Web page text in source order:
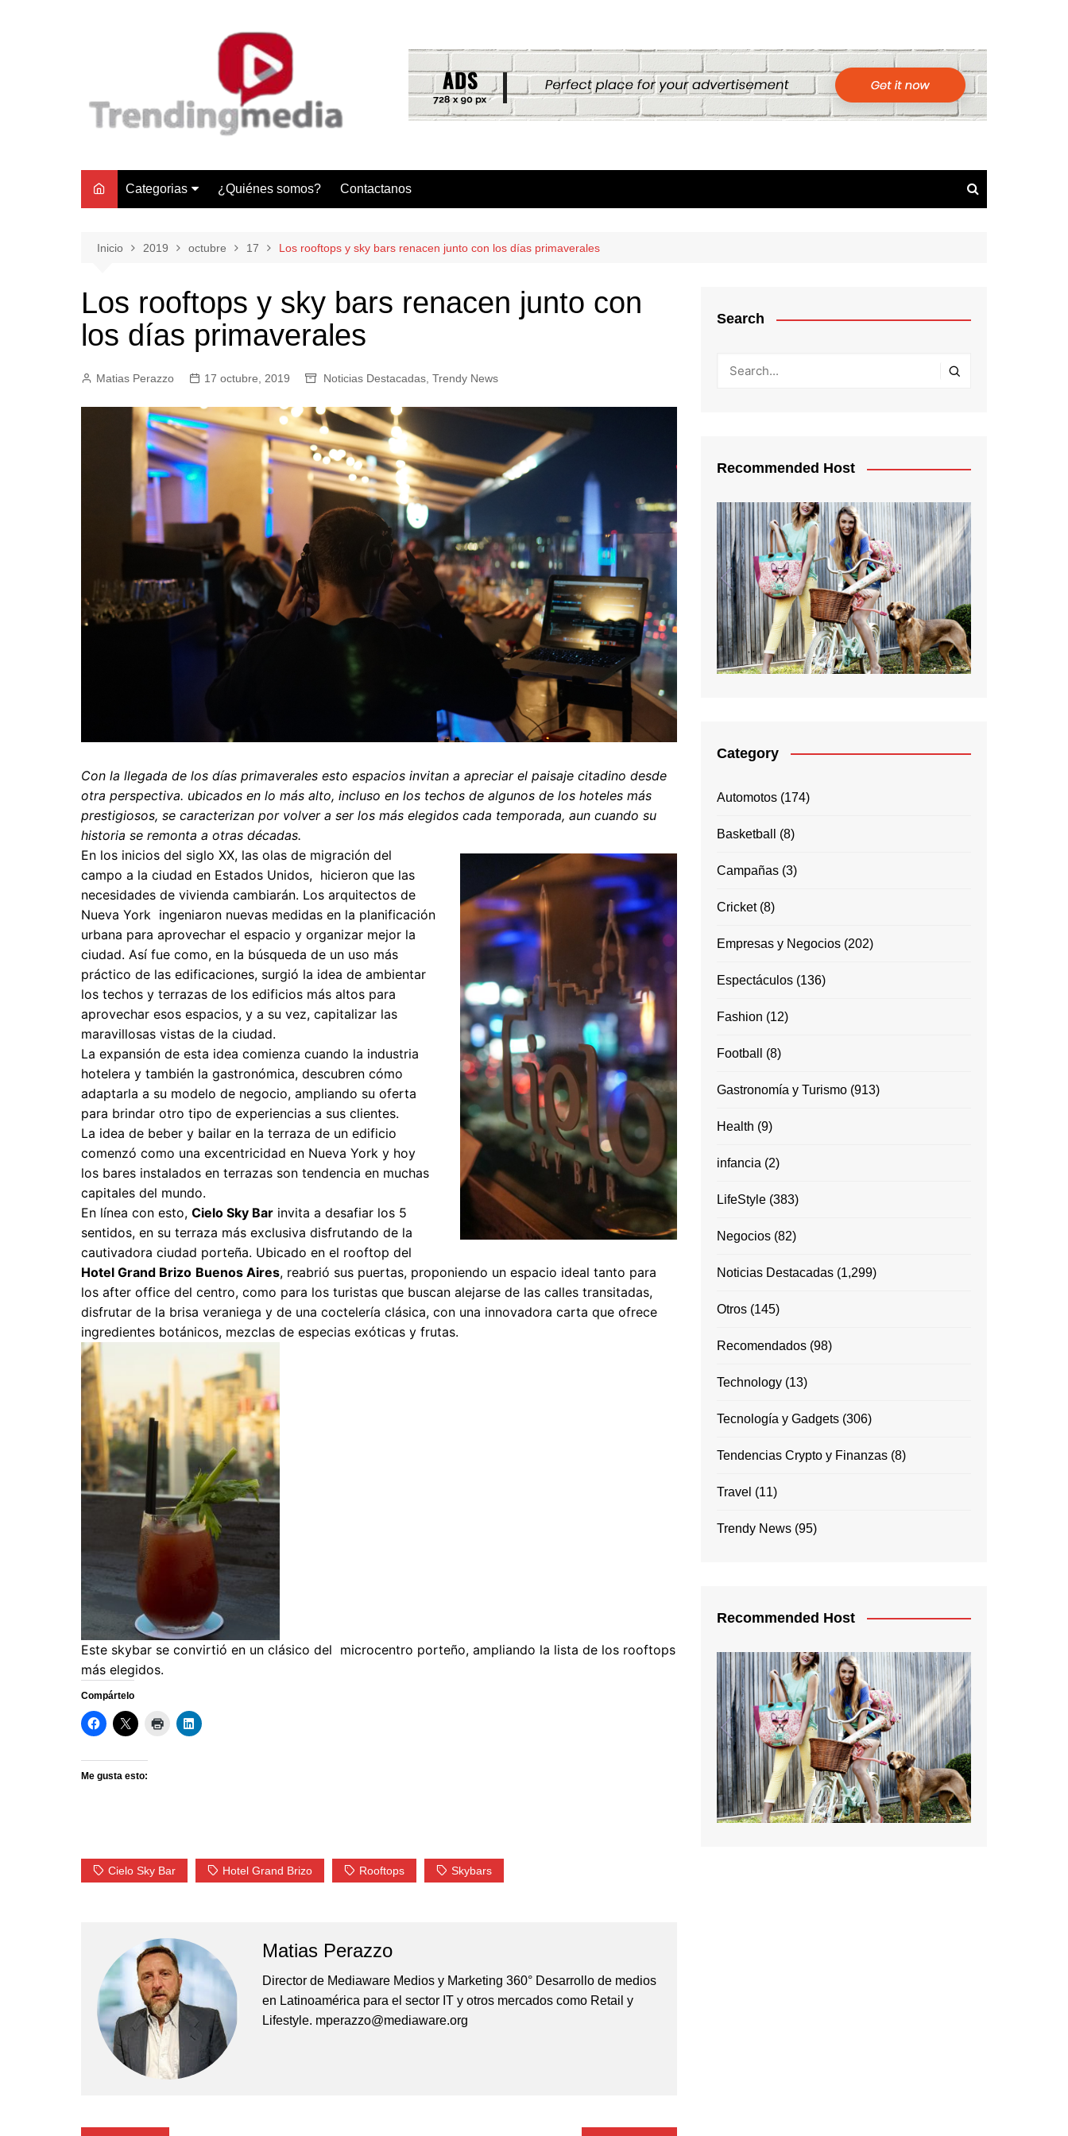
Categorias
Negocios
Lifestyle
Motores
Tecnología y Gadgets
Empresas y Negocios
Automotos
Espectáculos
Trendy News
LifeStyle
Negocios
¿Quiénes somos? Contactanos
Inicio 2019 octubre 17 Los rooftops y sky bars renacen junto con los días primaverales
Los rooftops y sky bars renacen junto con
los días primaverales
Matias Perazzo 17 octubre, 2019 Noticias Destacadas, Trendy News
Con la llegada de los días primaverales esto espacios invitan a apreciar el paisaje citadino desde
otra perspectiva. ubicados en lo más alto, incluso en los techos de algunos de los hoteles más
prestigiosos, se caracterizan por volver a ser los más elegidos cada temporada, aun cuando su
historia se remonta a otras décadas.
En los inicios del siglo XX, las olas de migración del
campo a la ciudad en Estados Unidos, hicieron que las
necesidades de vivienda cambiarán. Los arquitectos de
Nueva York ingeniaron nuevas medidas en la planificación
urbana para aprovechar el espacio y organizar mejor la
ciudad. Así fue como, en la búsqueda de un uso más
práctico de las edificaciones, surgió la idea de ambientar
los techos y terrazas de los edificios más altos para
aprovechar esos espacios, y a su vez, capitalizar las
maravillosas vistas de la ciudad.
La expansión de esta idea comienza cuando la industria
hotelera y también la gastronómica, descubren cómo
adaptarla a su modelo de negocio, ampliando su oferta
para brindar otro tipo de experiencias a sus clientes.
La idea de beber y bailar en la terraza de un edificio
comenzó como una excentricidad en Nueva York y hoy
los bares instalados en terrazas son tendencia en muchas
capitales del mundo.
En línea con esto, Cielo Sky Bar invita a desafiar los 5
sentidos, en su terraza más exclusiva disfrutando de la
cautivadora ciudad porteña. Ubicado en el rooftop del
Hotel Grand Brizo Buenos Aires, reabrió sus puertas, proponiendo un espacio ideal tanto para
los after office del centro, como para los turistas que buscan alejarse de las calles transitadas,
disfrutar de la brisa veraniega y de una coctelería clásica, con una innovadora carta que ofrece
ingredientes botánicos, mezclas de especias exóticas y frutas.
Este skybar se convirtió en un clásico del microcentro porteño, ampliando la lista de los rooftops
más elegidos.
Compártelo
Me gusta esto:
Cielo Sky Bar Hotel Grand Brizo Rooftops Skybars
Matias Perazzo
Director de Mediaware Medios y Marketing 360° Desarrollo de medios
en Latinoamérica para el sector IT y otros mercados como Retail y
Lifestyle. mperazzo@mediaware.org
Search
Recommended Host
Category
Automotos (174)
Basketball (8)
Campañas (3)
Cricket(8)
Empresas y Negocios (202)
Espectáculos (136)
Fashion (12)
Football (8)
Gastronomía y Turismo (913)
Health (9)
infancia (2)
LifeStyle (383)
Negocios (82)
Noticias Destacadas (1,299)
Otros (145)
Recomendados (98)
Technology (13)
Tecnología y Gadgets (306)
Tendencias Crypto y Finanzas (8)
Travel (11)
Trendy News (95)
Recommended Host